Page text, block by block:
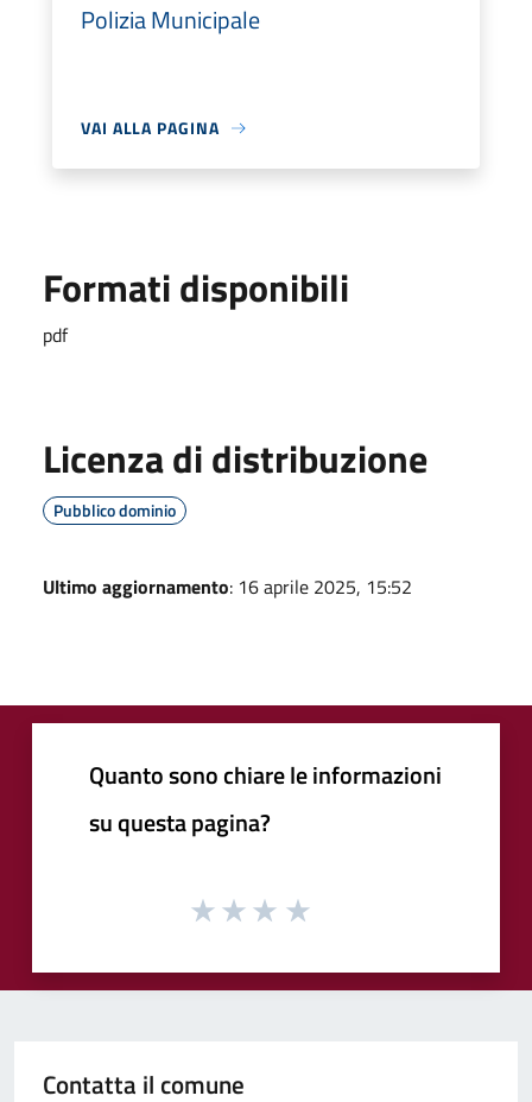
Polizia Municipale
VAI ALLA PAGINA
Formati disponibili
pdf
Licenza di distribuzione
Pubblico dominio
Ultimo aggiornamento: 16 aprile 2025, 15:52
Quanto sono chiare le informazioni
su questa pagina?
Contatta il comune